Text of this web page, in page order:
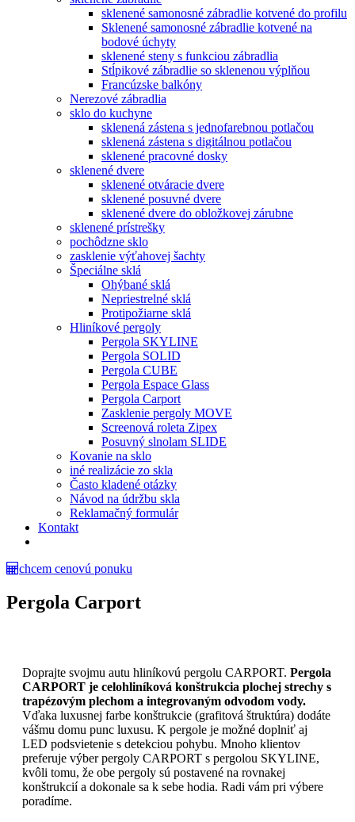
sklenené samonosné zábradlie kotvené do profilu
Sklenené samonosné zábradlie kotvené na
bodové úchyty
sklenené steny s funkciou zábradlia
Stĺpikové zábradlie so sklenenou výplňou
Francúzske balkóny
Nerezové zábradlia
sklo do kuchyne
sklenená zástena s jednofarebnou potlačou
sklenená zástena s digitálnou potlačou
sklenené pracovné dosky
sklenené dvere
sklenené otváracie dvere
sklenené posuvné dvere
sklenené dvere do obložkovej zárubne
sklenené prístrešky
pochôdzne sklo
zasklenie výťahovej šachty
Špeciálne sklá
Ohýbané sklá
Nepriestrelné sklá
Protipožiarne sklá
Hliníkové pergoly
Pergola SKYLINE
Pergola SOLID
Pergola CUBE
Pergola Espace Glass
Pergola Carport
Zasklenie pergoly MOVE
Screenová roleta Zipex
Posuvný slnolam SLIDE
Kovanie na sklo
iné realizácie zo skla
Často kladené otázky
Návod na údržbu skla
Reklamačný formulár
Kontakt
chcem cenovú ponuku
Pergola Carport
Doprajte svojmu autu hliníkovú pergolu CARPORT. Pergola
CARPORT je celohliníková konštrukcia plochej strechy s
trapézovým plechom a integrovaným odvodom vody.
Vďaka luxusnej farbe konštrukcie (grafitová štruktúra) dodáte
vášmu domu punc luxusu. K pergole je možné doplniť aj
LED podsvietenie s detekciou pohybu. Mnoho klientov
preferuje výber pergoly CARPORT s pergolou SKYLINE,
kvôli tomu, že obe pergoly sú postavené na rovnakej
konštrukcií a dokonale sa k sebe hodia. Radi vám pri výbere
poradíme.